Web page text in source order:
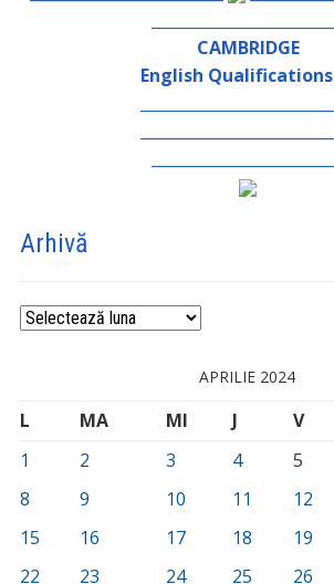
CAMBRIDGE
English Qualifications
Arhivă
Arhivă
APRILIE 2024
L MA MI J V
1
2 3 4 5
8
9 10 11 12
15
16 17 18 19
22
23 24 25 26